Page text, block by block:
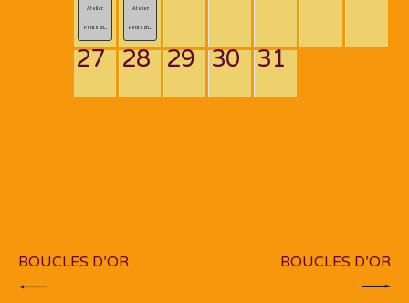
Atelier
Petite En...
Atelier
Petite En...
27 28 29 30 31
BOUCLES D’OR BOUCLES D’OR